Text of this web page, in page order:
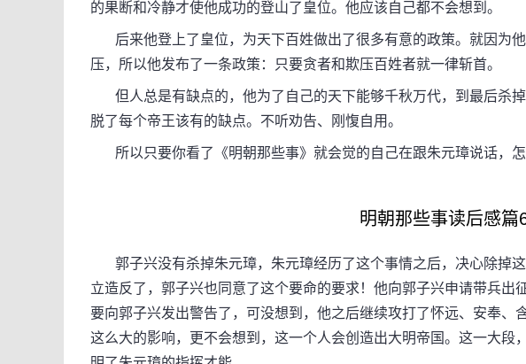
的果断和冷静才使他成功的登山了皇位。他应该自己都不会想到。
后来他登上了皇位，为天下百姓做出了很多有意的政策。就因为
压，所以他发布了一条政策：只要贪者和欺压百姓者就一律斩首。
但人总是有缺点的，他为了自己的天下能够千秋万代，到最后杀
脱了每个帝王该有的缺点。不听劝告、刚愎自用。
所以只要你看了《明朝那些事》就会觉的自己在跟朱元璋说话，
明朝那些事读后感篇
郭子兴没有杀掉朱元璋，朱元璋经历了这个事情之后，决心除掉
立造反了，郭子兴也同意了这个要命的要求！他向郭子兴申请带兵出
要向郭子兴发出警告了，可没想到，他之后继续攻打了怀远、安奉、
这么大的影响，更不会想到，这一个人会创造出大明帝国。这一大段